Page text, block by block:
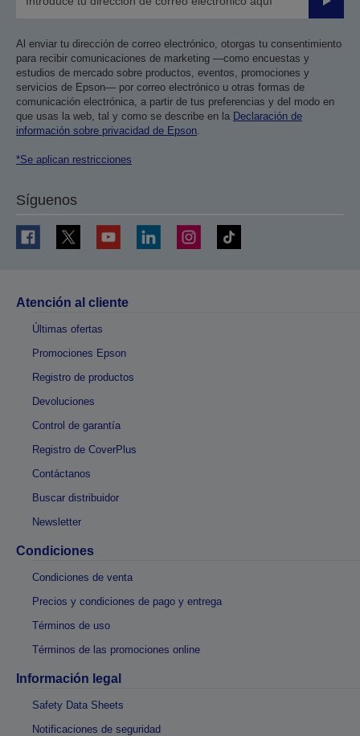
Enviar
Al enviar tu dirección de correo electrónico, otorgas tu consentimiento
para recibir comunicaciones de marketing —como encuestas y
estudios de mercado sobre productos, eventos, promociones y
servicios de Epson— por correo electrónico u otras formas de
comunicación electrónica, a partir de tus preferencias y del modo en
que usas la web, tal y como se describe en la Declaración de
información sobre privacidad de Epson.
*Se aplican restricciones
Síguenos
Atención al cliente
Últimas ofertas
Promociones Epson
Registro de productos
Devoluciones
Control de garantía
Registro de CoverPlus
Contáctanos
Buscar distribuidor
Newsletter
Condiciones
Condiciones de venta
Precios y condiciones de pago y entrega
Términos de uso
Términos de las promociones online
Información legal
Safety Data Sheets
Notificaciones de seguridad